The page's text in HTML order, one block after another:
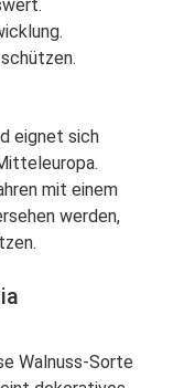
eignet sich
mit einem
werden,
Walnuss-Sorte